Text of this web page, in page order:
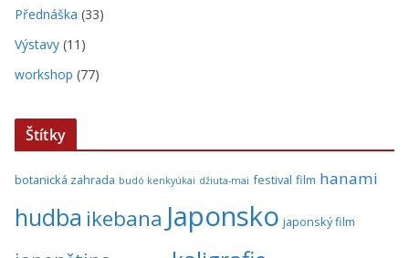
Přednáška (33)
Výstavy (11)
workshop (77)
Štítky
botanická zahrada budó kenkyúkai džiuta-mai festival film hanami
hudba ikebana Japonsko japonský film